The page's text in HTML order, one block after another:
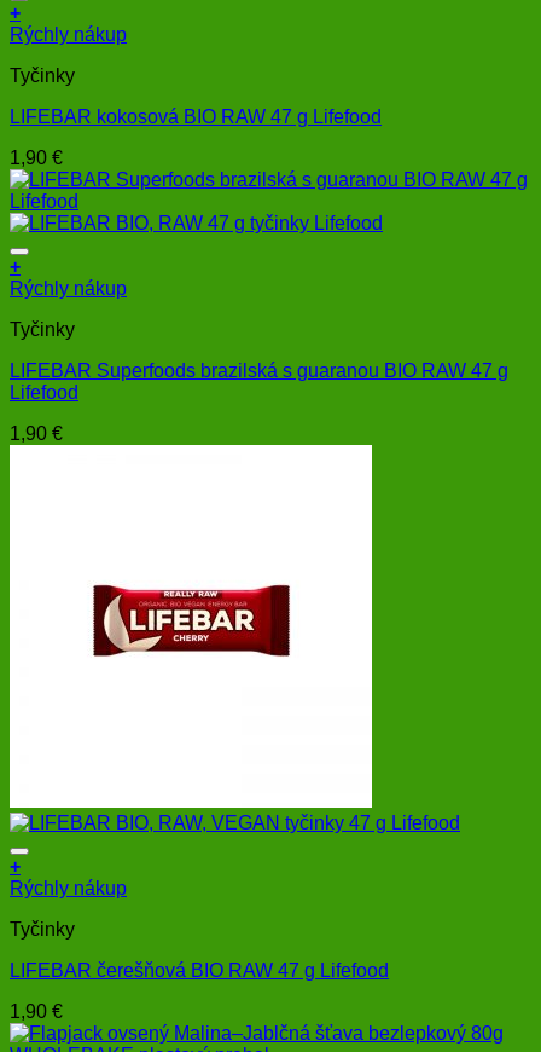
+
Rýchly nákup
Tyčinky
LIFEBAR kokosová BIO RAW 47 g Lifefood
1,90 €
+
Rýchly nákup
Tyčinky
LIFEBAR Superfoods brazilská s guaranou BIO RAW 47 g
Lifefood
1,90 €
+
Rýchly nákup
Tyčinky
LIFEBAR čerešňová BIO RAW 47 g Lifefood
1,90 €